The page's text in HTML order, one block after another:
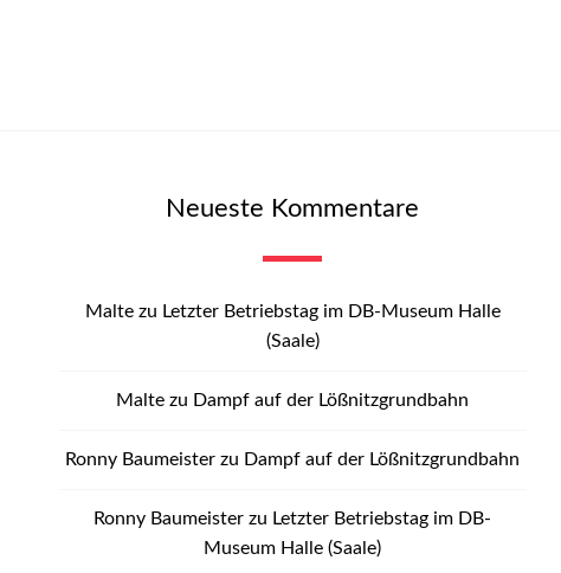
Neueste Kommentare
Maltezu Letzter Betriebstag im DB-Museum Halle
(Saale)
Malte zu Dampf auf der Lößnitzgrundbahn
Ronny Baumeister zu Dampf auf der Lößnitzgrundbahn
Ronny Baumeister zu Letzter Betriebstag im DB-
Museum Halle (Saale)